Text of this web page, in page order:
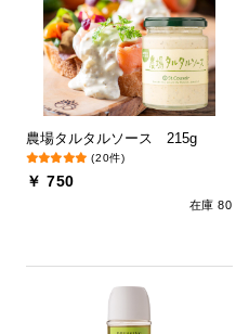
農場タルタルソース 215g
(20件)
￥ 750
在庫 80